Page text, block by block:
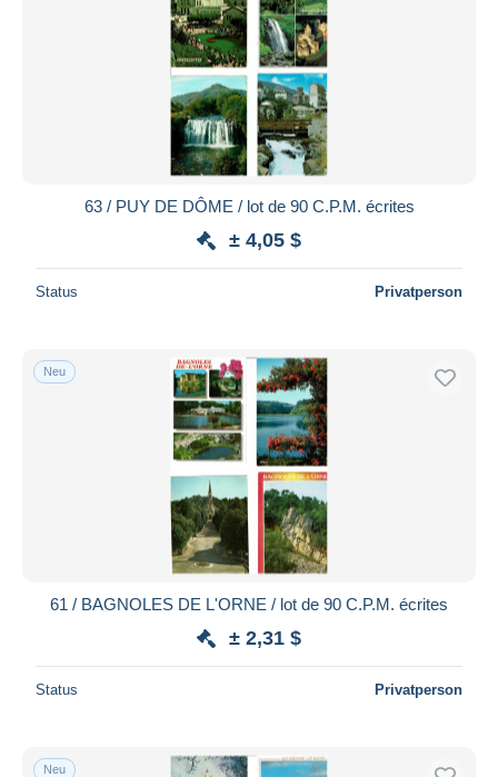
63 / PUY DE DÔME / lot de 90 C.P.M. écrites
± 4,05 $
Status Privatperson
Neu
61 / BAGNOLES DE L'ORNE / lot de 90 C.P.M. écrites
± 2,31 $
Status Privatperson
Neu